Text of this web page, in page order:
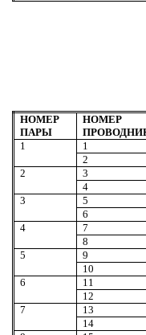
НОМЕР
ПАРЫ
НОМЕР
1 1
2
2
3
4
3
5
6
4
7
8
5
9
10
6
11
12
7
13
14